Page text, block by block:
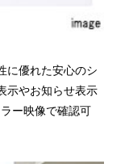
に優れた安心のシ
示やお知らせ表示
ー映像で確認可